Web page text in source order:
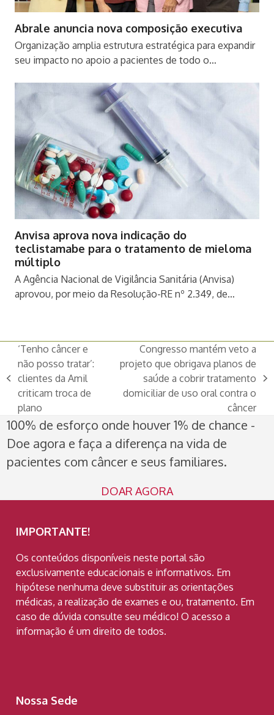
Abrale anuncia nova composição executiva
Organização amplia estrutura estratégica para expandir
seu impacto no apoio a pacientes de todo o…
Anvisa aprova nova indicação do
teclistamabe para o tratamento de mieloma
múltiplo
A Agência Nacional de Vigilância Sanitária (Anvisa)
aprovou, por meio da Resolução-RE nº 2.349, de…
previous
post:
‘Tenho câncer e
não posso tratar’:
clientes da Amil
criticam troca de
plano
post:
Congresso mantém veto a
projeto que obrigava planos de
saúde a cobrir tratamento
domiciliar de uso oral contra o
câncer
100% de esforço onde houver 1% de chance -
Doe agora e faça a diferença na vida de
pacientes com câncer e seus familiares.
DOAR AGORA
IMPORTANTE!
Os conteúdos disponíveis neste portal são
exclusivamente educacionais e informativos. Em
hipótese nenhuma deve substituir as orientações
médicas, a realização de exames e ou, tratamento. Em
caso de dúvida consulte seu médico! O acesso a
informação é um direito de todos.
Nossa Sede